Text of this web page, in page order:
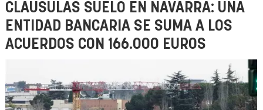
CLÁUSULAS SUELO EN NAVARRA: UNA
ENTIDAD BANCARIA SE SUMA A LOS
ACUERDOS CON 166.000 EUROS